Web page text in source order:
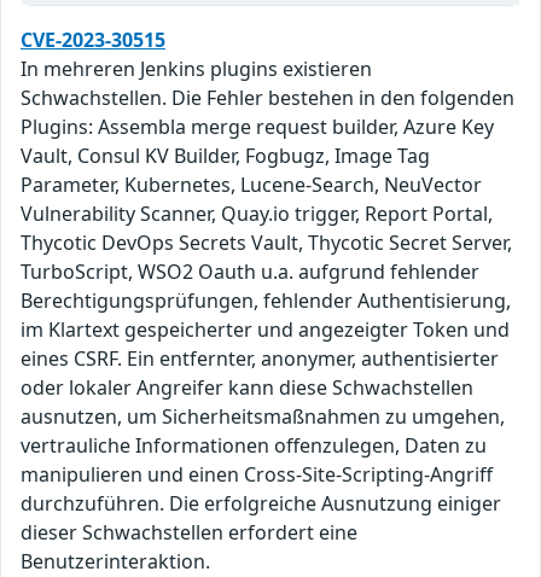
CVE-2023-30515
In mehreren Jenkins plugins existieren
Schwachstellen. Die Fehler bestehen in den folgenden
Plugins: Assembla merge request builder, Azure Key
Vault, Consul KV Builder, Fogbugz, Image Tag
Parameter, Kubernetes, Lucene-Search, NeuVector
Vulnerability Scanner, Quay.io trigger, Report Portal,
Thycotic DevOps Secrets Vault, Thycotic Secret Server,
TurboScript, WSO2 Oauth u.a. aufgrund fehlender
Berechtigungsprüfungen, fehlender Authentisierung,
im Klartext gespeicherter und angezeigter Token und
eines CSRF. Ein entfernter, anonymer, authentisierter
oder lokaler Angreifer kann diese Schwachstellen
ausnutzen, um Sicherheitsmaßnahmen zu umgehen,
vertrauliche Informationen offenzulegen, Daten zu
manipulieren und einen Cross-Site-Scripting-Angriff
durchzuführen. Die erfolgreiche Ausnutzung einiger
dieser Schwachstellen erfordert eine
Benutzerinteraktion.